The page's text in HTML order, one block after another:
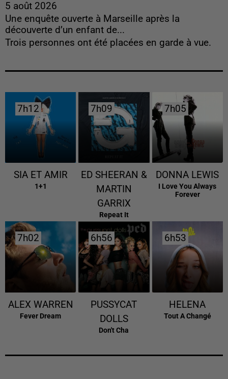
5 août 2026
Une enquête ouverte à Marseille après la
découverte d’un enfant de...
Trois personnes ont été placées en garde à vue.
7h12
7h12
SIA ET AMIR
1+1
7h09
7h09
ED SHEERAN &
MARTIN
GARRIX
Repeat It
7h05
7h05
DONNA LEWIS
I Love You Always
Forever
7h02
7h02
ALEX WARREN
Fever Dream
6h56
6h56
PUSSYCAT
DOLLS
Don't Cha
6h53
6h53
HELENA
Tout A Changé